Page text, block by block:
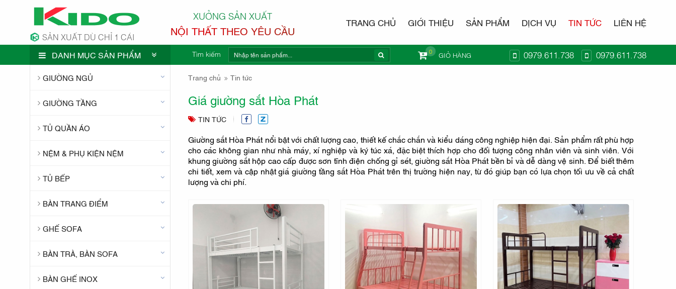
SẢN XUẤT DÙ CHỈ 1 CÁI
XƯỞNG SẢN XUẤT
NỘI THẤT THEO YÊU CẦU
TRANG CHỦ GIỚI THIỆU SẢN PHẨM DỊCH VỤ TIN TỨC LIÊN HỆ
DANH MỤC SẢN PHẨM Tìm kiếm GIỎ HÀNG
0 0979.611.738 0979.611.738
CÔNG TY NỘI THẤT KIDO
GIƯỜNG NGỦ
GIƯỜNG TẦNG
TỦ QUẦN ÁO
NỆM & PHỤ KIỆN NỆM
TỦ BẾP
BÀN TRANG ĐIỂM
GHẾ SOFA
BÀN TRÀ, BÀN SOFA
BÀN GHẾ INOX
Trang chủ Tin tức
Giá giường sắt Hòa Phát
TIN TỨC
Giường sắt Hòa Phát nổi bật với chất lượng cao, thiết kế chắc chắn và kiểu dáng công nghiệp hiện đại. Sản phẩm rất phù hợp
cho các không gian như nhà máy, xí nghiệp và ký túc xá, đặc biệt thích hợp cho đối tượng công nhân viên và sinh viên. Với
khung giường sắt hộp cao cấp được sơn tĩnh điện chống gỉ sét, giường sắt Hòa Phát bền bỉ và dễ dàng vệ sinh. Để biết thêm
chi tiết, xem và cập nhật giá giường tầng sắt Hòa Phát trên thị trường hiện nay, từ đó giúp bạn có lựa chọn tối ưu về cả chất
lượng và chi phí.